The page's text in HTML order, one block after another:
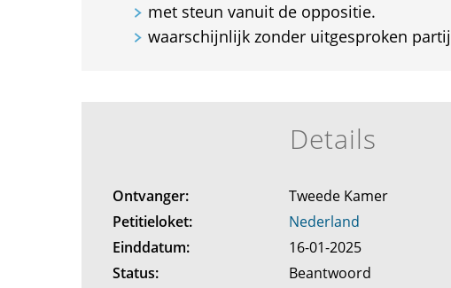
met steun vanuit de oppositie.
waarschijnlijk zonder uitgesproken
Details
Ontvanger:
Tweede Kamer
Petitieloket:
Nederland
Einddatum:
16-01-2025
Status:
Beantwoord